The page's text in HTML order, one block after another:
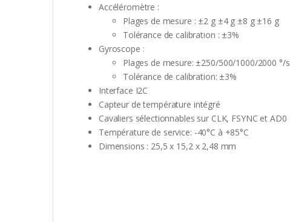
Accéléromètre :
Plages de mesure : ±2 g ±4 g ±8 g ±16 g
Tolérance de calibration : ±3%
Gyroscope :
Plages de mesure: ±250/500/1000/2000 °/s
Tolérance de calibration: ±3%
Interface I2C
Capteur de température intégré
Cavaliers sélectionnables sur CLK, FSYNC et AD0
Température de service: -40°C à +85°C
Dimensions : 25,5 x 15,2 x 2,48 mm